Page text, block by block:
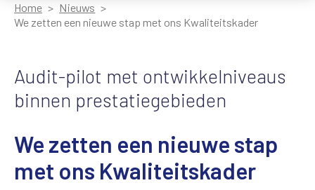
Home
Nieuws
We zetten een nieuwe stap met ons Kwaliteitskader
Audit-pilot met ontwikkelniveaus
binnen prestatiegebieden
We zetten een nieuwe stap
met ons Kwaliteitskader